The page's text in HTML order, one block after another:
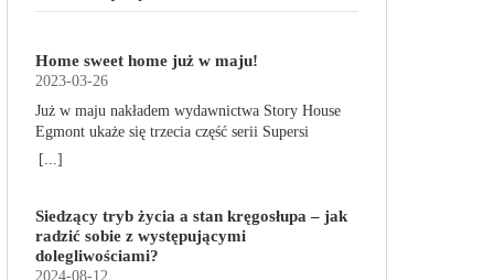
Home sweet home już w maju!
2023-03-26
Już w maju nakładem wydawnictwa Story House
Egmont ukaże się trzecia część serii Supersi
scenarzysty Frederic Maupome. Ten tom nosi tytuł
obdarzone supermocami i wspomagane przez
robota o imieniu Al. Są rozdarte między chęcią
prowadzenia normalnego życia wśród ludzi a
[...]
Siedzący tryb życia a stan kręgosłupa – jak
radzić sobie z występującymi
dolegliwościami?
2024-08-12